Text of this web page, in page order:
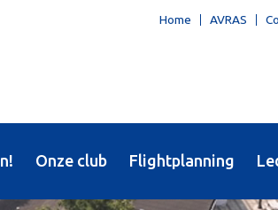
Home AVRAS
Onze club Flightplanning